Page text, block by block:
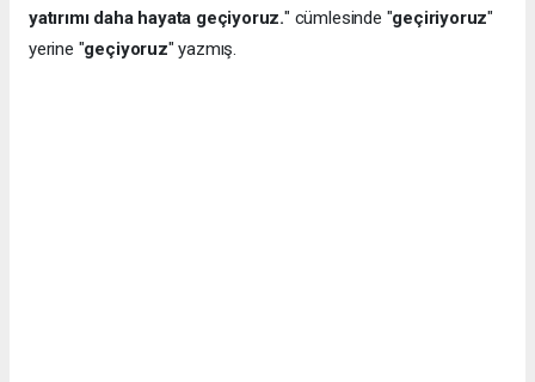
yatırımı daha hayata geçiyoruz." cümlesinde "geçiriyoruz"
yerine "geçiyoruz" yazmış.